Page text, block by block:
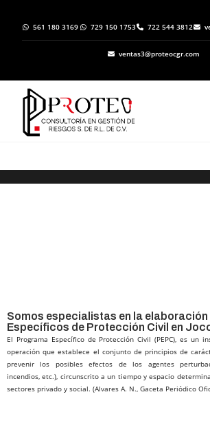
561 180 3169 729 150 1753 722 544 3812
ventas3@proteocgr.com
Somos especialistas en la
Específicos de Protección Civil en
El Programa Específico de Protección Civil (PEPC), es un
operación que establece el conjunto de principios de
prevenir los posibles efectos de los agentes
incendios, etc.), circunscrito a un tiempo y espacio
sectores privado y social. (Alvares A. N., Gaceta Periódico